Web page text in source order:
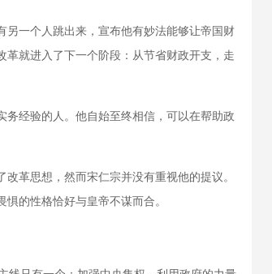
一个人跳出来，宣布他有妙法能够让帝国财
就进入了下一个阶段：从节省财政开支，走
经验的人。他自始至终相信，可以在帮助政
革思想，然而宋仁宗并没有重视他的提议。
的性格恰好与皇帝不谋而合。